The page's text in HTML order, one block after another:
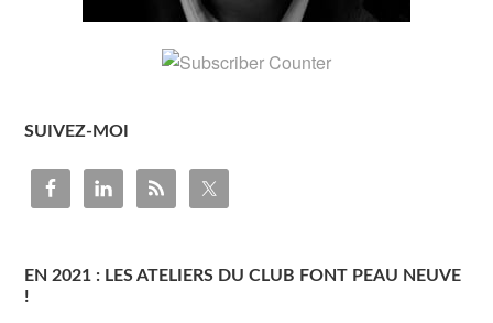
SUIVEZ-MOI
EN 2021 : LES ATELIERS DU CLUB FONT PEAU NEUVE
!